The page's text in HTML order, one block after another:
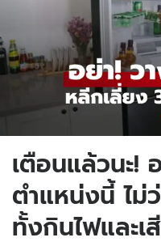
เตือนแล้วนะ!
ตำแหน่งนี้ ไม่
ทั้งกินไฟและ